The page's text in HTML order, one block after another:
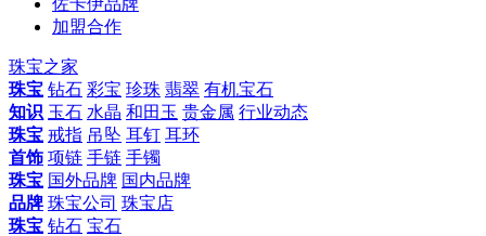
佐卡伊品牌
加盟合作
珠宝之家
珠宝 钻石 彩宝 珍珠 翡翠 有机宝石
知识 玉石 水晶 和田玉 贵金属 行业动态
珠宝 戒指 吊坠 耳钉 耳环
首饰 项链 手链 手镯
珠宝 国外品牌 国内品牌
品牌 珠宝公司 珠宝店
珠宝 钻石 宝石